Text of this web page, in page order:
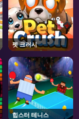
펫 크러시
힙스터 테니스